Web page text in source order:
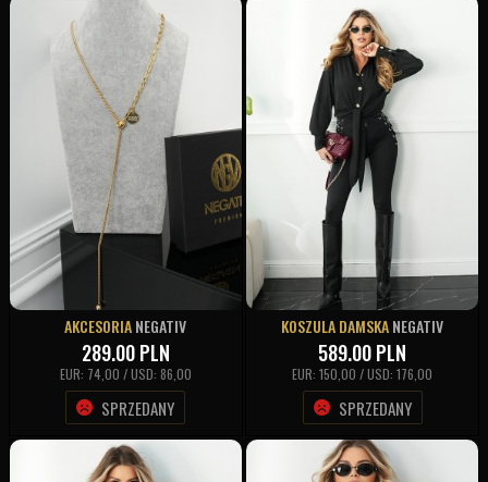
AKCESORIANEGATIV
289.00PLN
EUR: 74,00 / USD: 86,00
SPRZEDANY
KOSZULA DAMSKANEGATIV
589.00PLN
EUR: 150,00 / USD: 176,00
SPRZEDANY